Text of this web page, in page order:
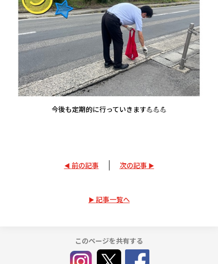
今後も定期的に行っていきます💪💪💪
前の記事 次の記事
記事一覧へ
このページを共有する